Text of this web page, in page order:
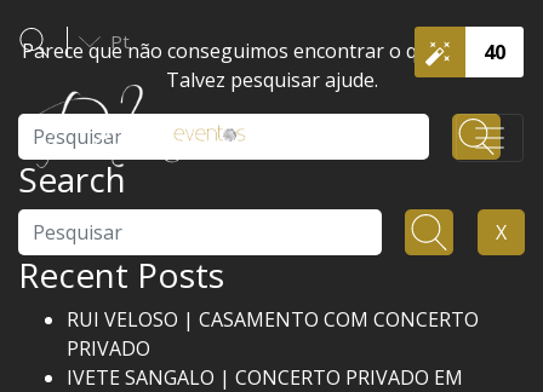
40
Pt
Parece que não conseguimos encontrar o que procura.
Talvez pesquisar ajude.
Search
Pesquisar X
Recent Posts
RUI VELOSO | CASAMENTO COM CONCERTO
PRIVADO
IVETE SANGALO | CONCERTO PRIVADO EM